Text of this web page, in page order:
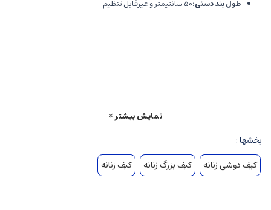
طول بند دستی:۵۰ سانتیمتر و غیرقابل تنظیم
حتما موجودی را از کارشناس سوال بفرمایید.
3. میتوان به صورت اقساطی خرید؟
بله. از طریق اسنپ پی میتوانید در 4 مرحله قسطی بخرید.
نمایش بیشتر
بخشها :
کیف دوشی زنانه
کیف بزرگ زنانه کیف زنانه